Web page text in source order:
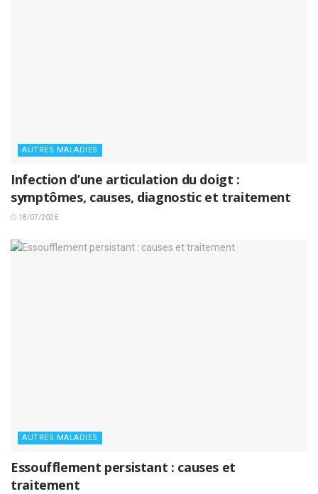
AUTRES MALADIES
Infection d’une articulation du doigt :
symptômes, causes, diagnostic et traitement
18/07/2026
AUTRES MALADIES
Essoufflement persistant : causes et
traitement